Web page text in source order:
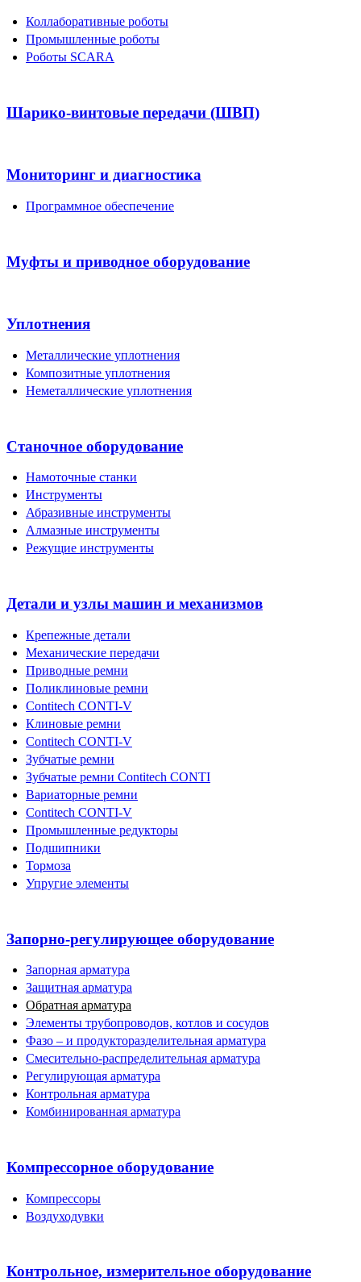
Коллаборативные роботы
Промышленные роботы
Роботы SCARA
Шарико-винтовые передачи (ШВП)
Мониторинг и диагностика
Программное обеспечение
Муфты и приводное оборудование
Уплотнения
Металлические уплотнения
Композитные уплотнения
Неметаллические уплотнения
Станочное оборудование
Намоточные станки
Инструменты
Абразивные инструменты
Алмазные инструменты
Режущие инструменты
Детали и узлы машин и механизмов
Крепежные детали
Механические передачи
Приводные ремни
Поликлиновые ремни
Contitech CONTI-V
Клиновые ремни
Contitech CONTI-V
Зубчатые ремни
Зубчатые ремни Contitech CONTI
Вариаторные ремни
Contitech CONTI-V
Промышленные редукторы
Подшипники
Тормоза
Упругие элементы
Запорно-регулирующее оборудование
Запорная арматура
Защитная арматура
Обратная арматура
Элементы трубопроводов, котлов и сосудов
Фазо – и продукторазделительная арматура
Смесительно-распределительная арматура
Регулирующая арматура
Контрольная арматура
Комбинированная арматура
Компрессорное оборудование
Компрессоры
Воздуходувки
Контрольное, измерительное оборудование